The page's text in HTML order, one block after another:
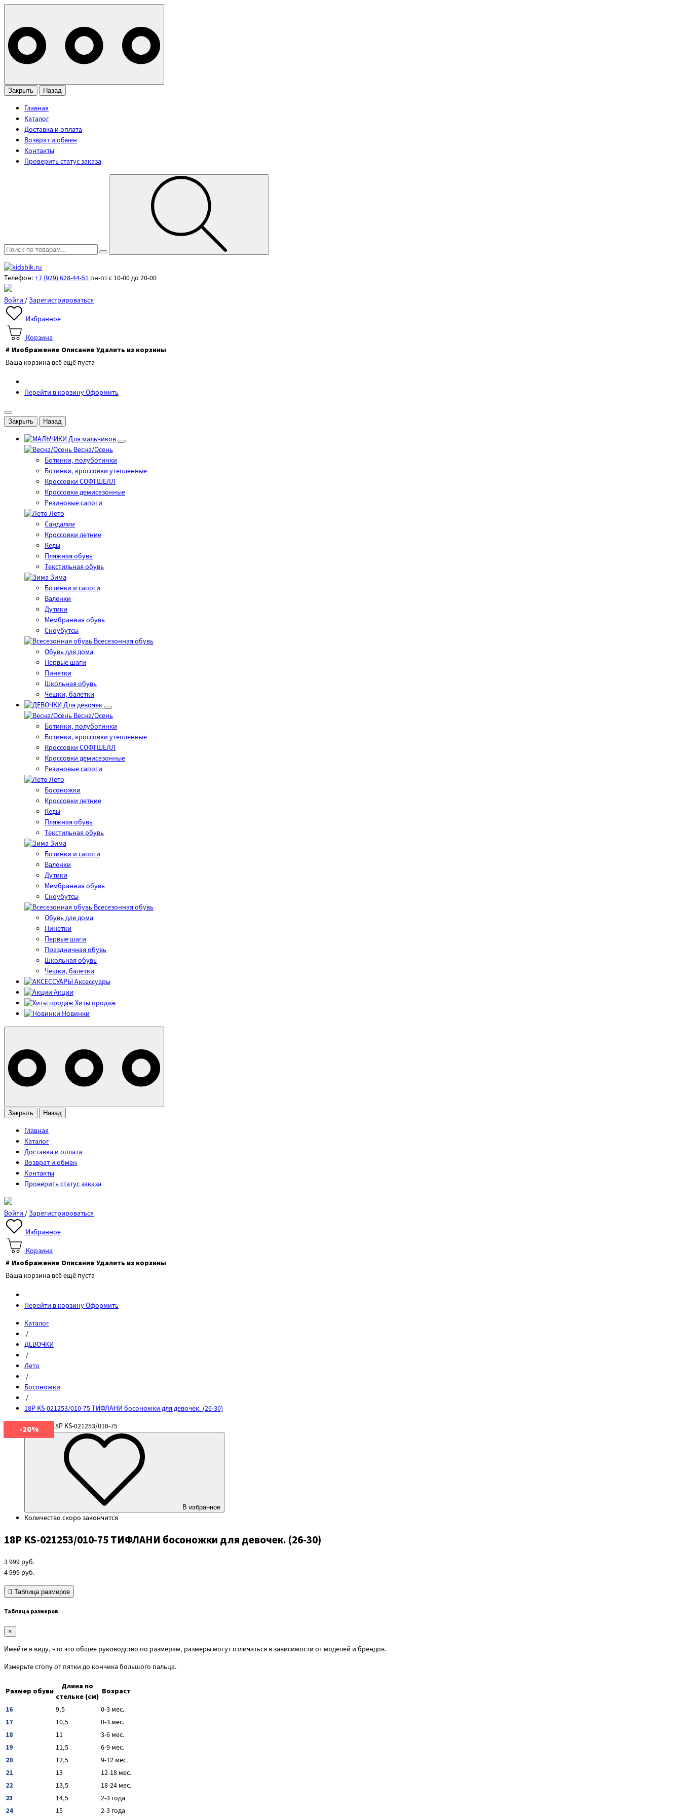
Закрыть Назад
Главная
Каталог
Доставка и оплата
Возврат и обмен
Контакты
Проверить статус заказа
Телефон: +7 (929) 628-44-51пн-пт с 10-00 до 20-00
Войти/Зарегистрироваться
Избранное
Корзина
# Изображение Описание Удалить из корзины
Ваша корзина всё ещё пуста
Перейти в корзинуОформить
Закрыть Назад
Для мальчиков
Весна/Осень
Ботинки, полуботинки
Ботинки, кроссовки утепленные
Кроссовки СОФТШЕЛЛ
Кроссовки демисезонные
Резиновые сапоги
Лето
Cандалии
Кроссовки летние
Кеды
Пляжная обувь
Текстильная обувь
Зима
Ботинки и сапоги
Валенки
Дутики
Мембранная обувь
Сноубутсы
Всесезонная обувь
Обувь для дома
Первые шаги
Пинетки
Школьная обувь
Чешки, балетки
Для девочек
Весна/Осень
Ботинки, полуботинки
Ботинки, кроссовки утепленные
Кроссовки СОФТШЕЛЛ
Кроссовки демисезонные
Резиновые сапоги
Лето
Босоножки
Кроссовки летние
Кеды
Пляжная обувь
Текстильная обувь
Зима
Ботинки и сапоги
Валенки
Дутики
Мембранная обувь
Сноубутсы
Всесезонная обувь
Обувь для дома
Пинетки
Первые шаги
Праздничная обувь
Школьная обувь
Чешки, балетки
Аксессуары
Акции
Хиты продаж
Новинки
Закрыть Назад
Главная
Каталог
Доставка и оплата
Возврат и обмен
Контакты
Проверить статус заказа
Войти/Зарегистрироваться
Избранное
Корзина
# Изображение Описание Удалить из корзины
Ваша корзина всё ещё пуста
Перейти в корзинуОформить
Каталог
/
ДЕВОЧКИ
/
Лето
/
Босоножки
/
18P KS-021253/010-75 ТИФЛАНИ босоножки для девочек. (26-30)
Артикул
18P KS-021253/010-75
В избранное
Количество скоро закончится
18P KS-021253/010-75 ТИФЛАНИ босоножки для девочек. (26-30)
3 999 руб.
-20%
4 999 руб.
Таблица размеров
Таблица размеров
×
Имейте в виду, что это общее руководство по размерам, размеры могут отличаться в зависимости от моделей и брендов.
Измерьте стопу от пятки до кончика большого пальца.
Размер обуви
Длина по
стельке (см)
Возраст
16
9,5
0-3 мес.
17
10,5
0-3 мес.
18
11
3-6 мес.
19
11,5
6-9 мес.
20
12,5
9-12 мес.
21
13
12-18 мес.
22
13,5
18-24 мес.
23
14,5
2-3 года
24
15 2-3 года